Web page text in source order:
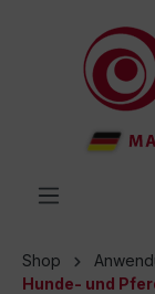
springen
Shop
Hunde- und